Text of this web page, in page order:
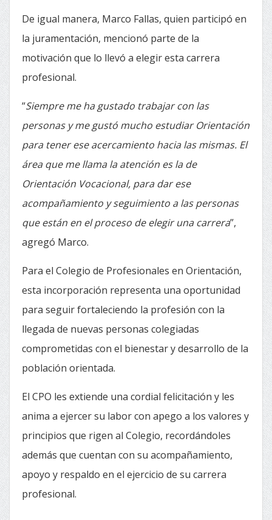
De igual manera, Marco Fallas, quien participó en
la juramentación, mencionó parte de la
motivación que lo llevó a elegir esta carrera
profesional.
“Siempre me ha gustado trabajar con las
personas y me gustó mucho estudiar Orientación
para tener ese acercamiento hacia las mismas. El
área que me llama la atención es la de
Orientación Vocacional, para dar ese
acompañamiento y seguimiento a las personas
que están en el proceso de elegir una carrera”,
agregó Marco.
Para el Colegio de Profesionales en Orientación,
esta incorporación representa una oportunidad
para seguir fortaleciendo la profesión con la
llegada de nuevas personas colegiadas
comprometidas con el bienestar y desarrollo de la
población orientada.
El CPO les extiende una cordial felicitación y les
anima a ejercer su labor con apego a los valores y
principios que rigen al Colegio, recordándoles
además que cuentan con su acompañamiento,
apoyo y respaldo en el ejercicio de su carrera
profesional.